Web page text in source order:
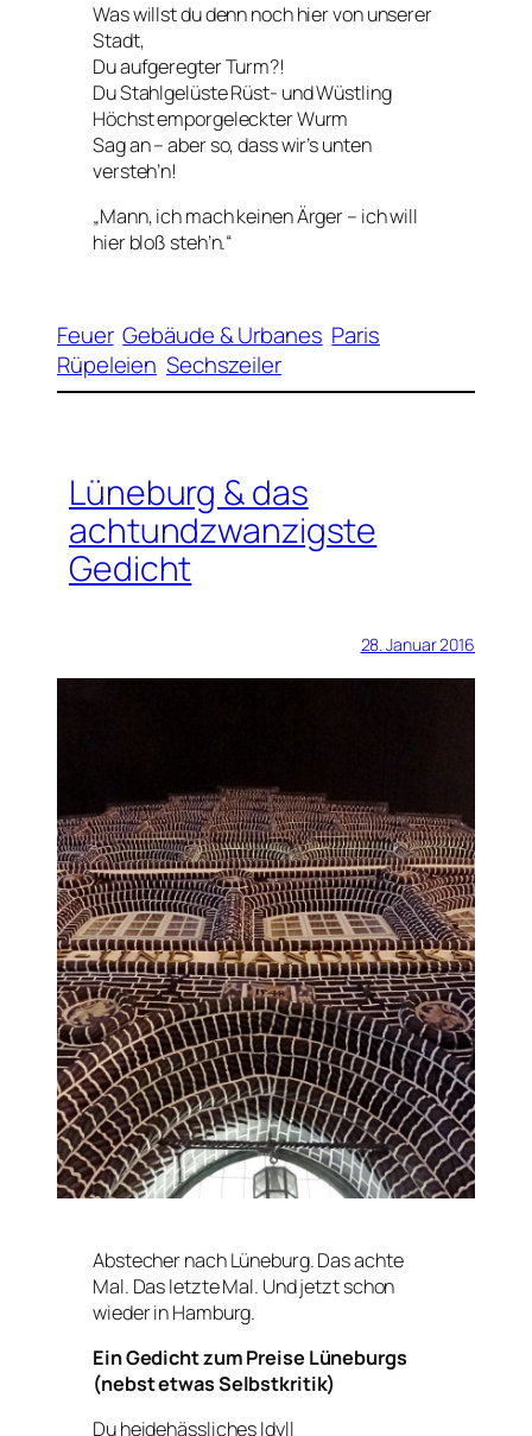
Was willst du denn noch hier von unserer
Stadt,
Du aufgeregter Turm?!
Du Stahlgelüste Rüst- und Wüstling
Höchst emporgeleckter Wurm
Sag an – aber so, dass wir’s unten
versteh’n!
„Mann, ich mach keinen Ärger – ich will
hier bloß steh’n.“
Feuer Gebäude & Urbanes Paris
Rüpeleien Sechszeiler
Lüneburg & das
achtundzwanzigste
Gedicht
28. Januar 2016
Abstecher nach Lüneburg. Das achte
Mal. Das letzte Mal. Und jetzt schon
wieder in Hamburg.
Ein Gedicht zum Preise Lüneburgs
(nebst etwas Selbstkritik)
Du heidehässliches Idyll